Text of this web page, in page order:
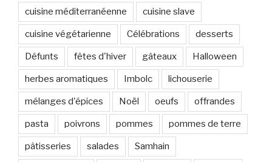
cuisine méditerranéenne cuisine slave
cuisine végétarienne Célébrations desserts
Défunts fêtes d'hiver gâteaux Halloween
herbes aromatiques Imbolc lichouserie
mélanges d'épices Noël oeufs offrandes
pasta poivrons pommes pommes de terre
pâtisseries salades Samhain